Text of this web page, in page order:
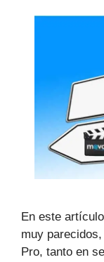
En este
muy
Pro, tanto en